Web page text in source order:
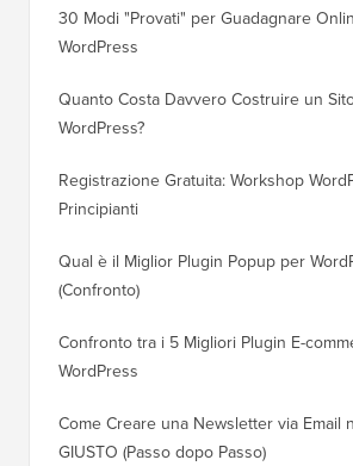
30 Modi "Provati" per Guadagnare
WordPress
Quanto Costa Davvero Costruire un
WordPress?
Registrazione Gratuita: Workshop
Principianti
Qual è il Miglior Plugin Popup per
(Confronto)
Confronto tra i 5 Migliori Plugin E-
WordPress
Come Creare una Newsletter via Email
GIUSTO (Passo dopo Passo)